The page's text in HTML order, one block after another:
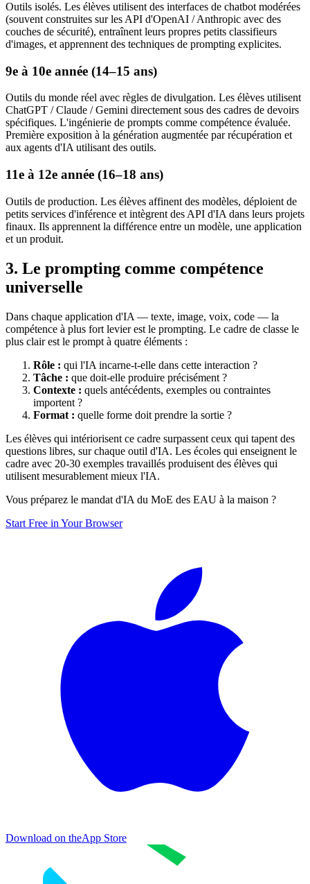
Outils isolés. Les élèves utilisent des interfaces de chatbot modérées
(souvent construites sur les API d'OpenAI / Anthropic avec des
couches de sécurité), entraînent leurs propres petits classifieurs
d'images, et apprennent des techniques de prompting explicites.
9e à 10e année (14–15 ans)
Outils du monde réel avec règles de divulgation. Les élèves utilisent
ChatGPT / Claude / Gemini directement sous des cadres de devoirs
spécifiques. L'ingénierie de prompts comme compétence évaluée.
Première exposition à la génération augmentée par récupération et
aux agents d'IA utilisant des outils.
11e à 12e année (16–18 ans)
Outils de production. Les élèves affinent des modèles, déploient de
petits services d'inférence et intègrent des API d'IA dans leurs projets
finaux. Ils apprennent la différence entre un modèle, une application
et un produit.
3. Le prompting comme compétence
universelle
Dans chaque application d'IA — texte, image, voix, code — la
compétence à plus fort levier est le prompting. Le cadre de classe le
plus clair est le prompt à quatre éléments :
Rôle : qui l'IA incarne-t-elle dans cette interaction ?
Tâche : que doit-elle produire précisément ?
Contexte : quels antécédents, exemples ou contraintes
importent ?
Format : quelle forme doit prendre la sortie ?
Les élèves qui intériorisent ce cadre surpassent ceux qui tapent des
questions libres, sur chaque outil d'IA. Les écoles qui enseignent le
cadre avec 20-30 exemples travaillés produisent des élèves qui
utilisent mesurablement mieux l'IA.
Vous préparez le mandat d'IA du MoE des EAU à la maison ?
Start Free in Your Browser
Download on theApp Store